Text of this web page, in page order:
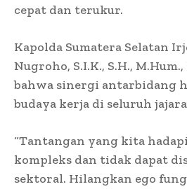
cepat dan terukur.
Kapolda Sumatera Selatan
Nugroho, S.I.K., S.H.,
bahwa sinergi antarbidang
budaya kerja di seluruh
“Tantangan yang kita
kompleks dan tidak dapat
sektoral. Hilangkan ego